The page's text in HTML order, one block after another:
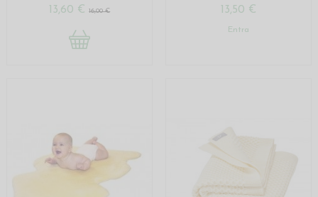
13,60 €16,00 € 13,50 €
Entra